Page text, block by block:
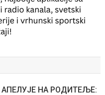
АПЕЛУЈЕ НА РОДИТЕЉЕ: